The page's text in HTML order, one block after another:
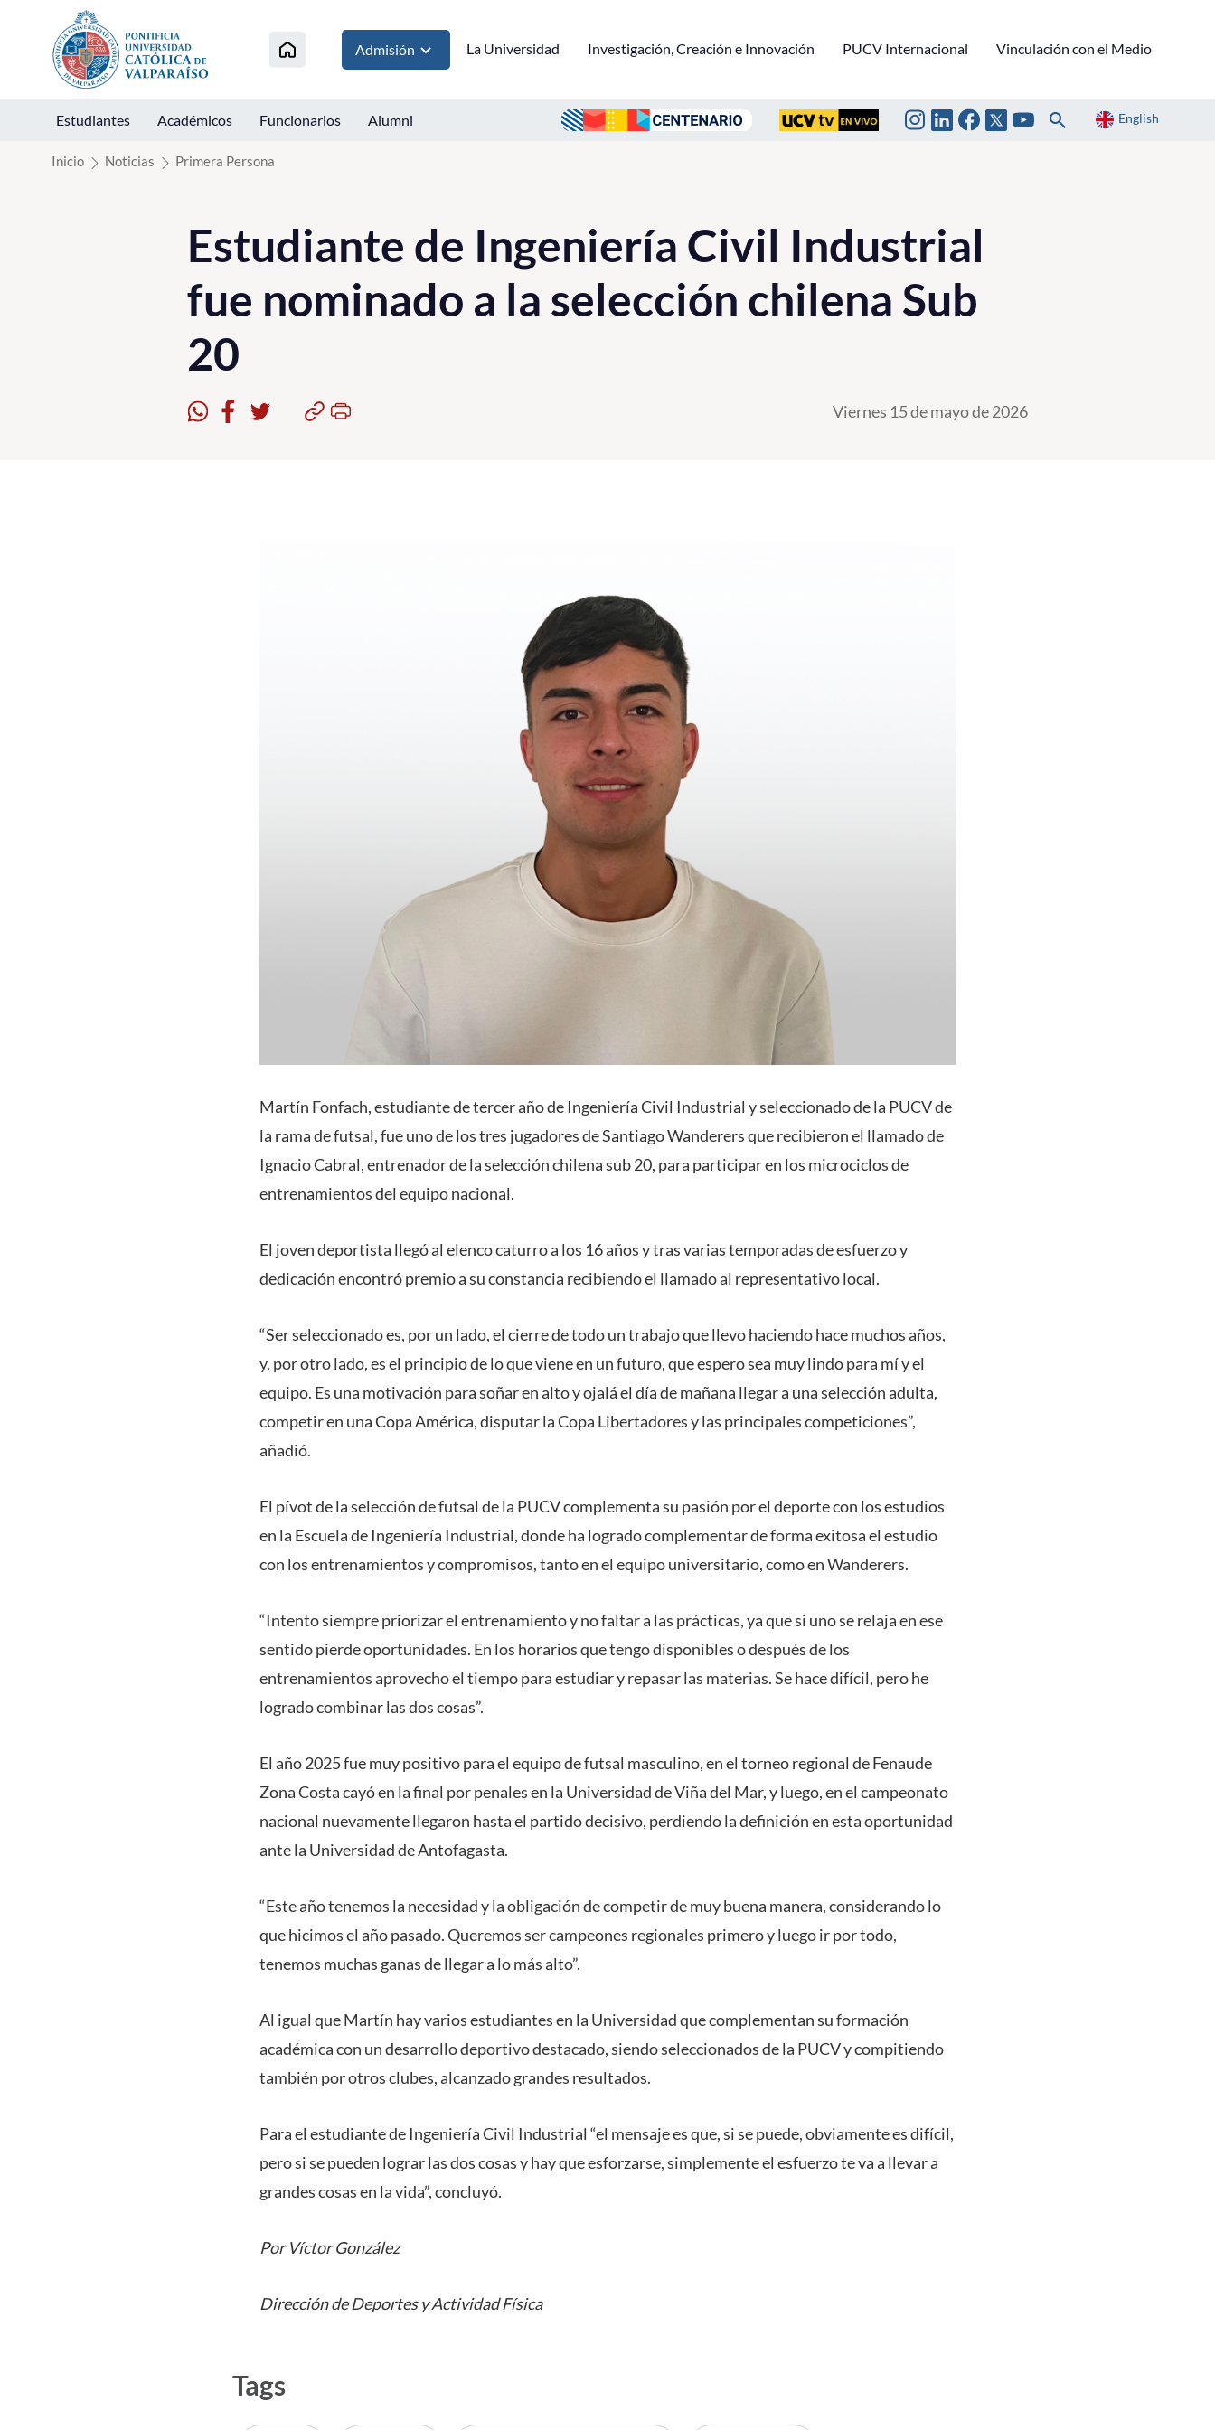
Click acá para ir directamente al contenido
Admisión La Universidad Investigación, Creación e Innovación PUCV Internacional Vinculación con el Medio
Estudiantes Académicos Funcionarios Alumni English
Inicio Noticias Primera Persona
Estudiante de Ingeniería Civil Industrial
fue nominado a la selección chilena Sub
20
Viernes 15 de mayo de 2026
Martín Fonfach, estudiante de tercer año de Ingeniería Civil Industrial y seleccionado de la PUCV de
la rama de futsal, fue uno de los tres jugadores de Santiago Wanderers que recibieron el llamado de
Ignacio Cabral, entrenador de la selección chilena sub 20, para participar en los microciclos de
entrenamientos del equipo nacional.
El joven deportista llegó al elenco caturro a los 16 años y tras varias temporadas de esfuerzo y
dedicación encontró premio a su constancia recibiendo el llamado al representativo local.
“Ser seleccionado es, por un lado, el cierre de todo un trabajo que llevo haciendo hace muchos años,
y, por otro lado, es el principio de lo que viene en un futuro, que espero sea muy lindo para mí y el
equipo. Es una motivación para soñar en alto y ojalá el día de mañana llegar a una selección adulta,
competir en una Copa América, disputar la Copa Libertadores y las principales competiciones”,
añadió.
El pívot de la selección de futsal de la PUCV complementa su pasión por el deporte con los estudios
en la Escuela de Ingeniería Industrial, donde ha logrado complementar de forma exitosa el estudio
con los entrenamientos y compromisos, tanto en el equipo universitario, como en Wanderers.
“Intento siempre priorizar el entrenamiento y no faltar a las prácticas, ya que si uno se relaja en ese
sentido pierde oportunidades. En los horarios que tengo disponibles o después de los
entrenamientos aprovecho el tiempo para estudiar y repasar las materias. Se hace difícil, pero he
logrado combinar las dos cosas”.
El año 2025 fue muy positivo para el equipo de futsal masculino, en el torneo regional de Fenaude
Zona Costa cayó en la final por penales en la Universidad de Viña del Mar, y luego, en el campeonato
nacional nuevamente llegaron hasta el partido decisivo, perdiendo la definición en esta oportunidad
ante la Universidad de Antofagasta.
“Este año tenemos la necesidad y la obligación de competir de muy buena manera, considerando lo
que hicimos el año pasado. Queremos ser campeones regionales primero y luego ir por todo,
tenemos muchas ganas de llegar a lo más alto”.
Al igual que Martín hay varios estudiantes en la Universidad que complementan su formación
académica con un desarrollo deportivo destacado, siendo seleccionados de la PUCV y compitiendo
también por otros clubes, alcanzado grandes resultados.
Para el estudiante de Ingeniería Civil Industrial “el mensaje es que, si se puede, obviamente es difícil,
pero si se pueden lograr las dos cosas y hay que esforzarse, simplemente el esfuerzo te va a llevar a
grandes cosas en la vida”, concluyó.
Por Víctor González
Dirección de Deportes y Actividad Física
Tags